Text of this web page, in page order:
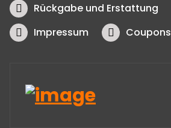
Rückgabe und Erstattung
Impressum
Coupons